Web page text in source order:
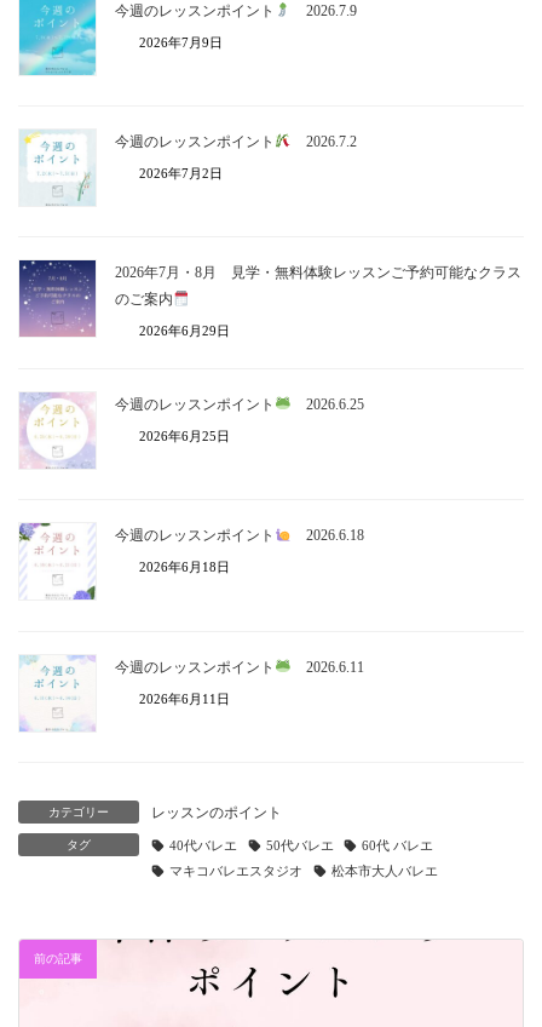
今週のレッスンポイント 2026.7.9
2026年7月9日
今週のレッスンポイント 2026.7.2
2026年7月2日
2026年7月・8月 見学・無料体験レッスンご予約可能なクラス
のご案内
2026年6月29日
今週のレッスンポイント 2026.6.25
2026年6月25日
今週のレッスンポイント 2026.6.18
2026年6月18日
今週のレッスンポイント 2026.6.11
2026年6月11日
カテゴリー レッスンのポイント
タグ 40代バレエ 50代バレエ
60代 バレエ
マキコバレエスタジオ
松本市大人バレエ
前の記事